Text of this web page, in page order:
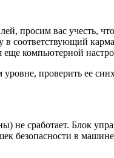
вас учесть, что
соответствующий
компьютерной
проверить ее
не сработает. Блок
безопасности в